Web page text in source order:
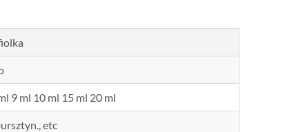
9 ml 10 ml 15 ml 20 ml
etc